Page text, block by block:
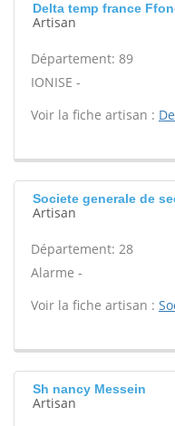
Delta temp france
Artisan
Département: 89
IONISE -
Voir la fiche artisan :
Societe generale de
Artisan
Département: 28
Alarme -
Voir la fiche artisan :
Sh nancy Messein
Artisan